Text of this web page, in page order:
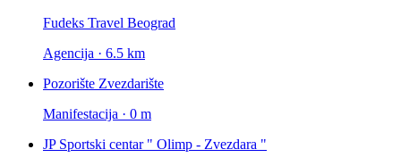
Fudeks Travel Beograd
Agencija · 6.5 km
Pozorište Zvezdarište
Manifestacija · 0 m
JP Sportski centar " Olimp - Zvezdara "